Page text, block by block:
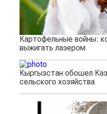
Картофельные войны:
выжигать лазером
Кыргызстан обошел
сельского хозяйства